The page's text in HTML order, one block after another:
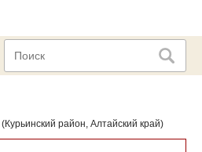
(Курьинский район, Алтайский край)